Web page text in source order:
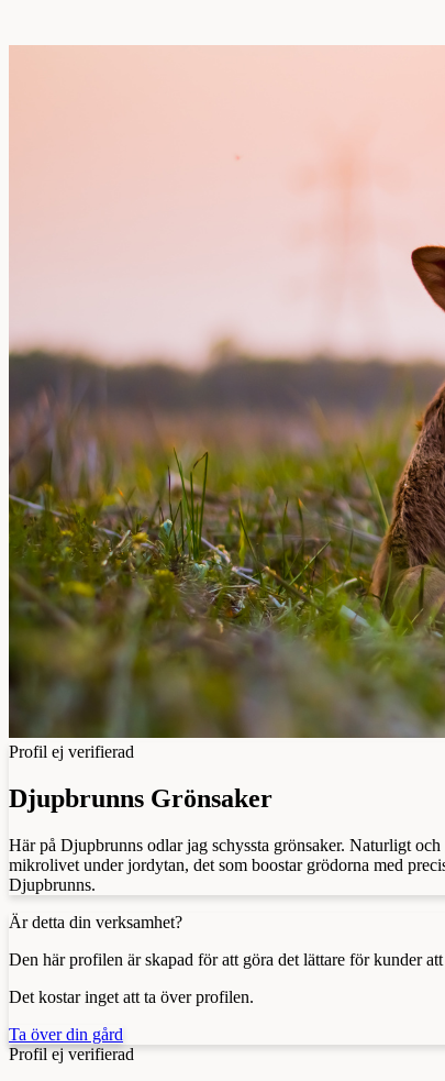
Profil ej verifierad
Djupbrunns Grönsaker
Här på Djupbrunns odlar jag schyssta grönsaker. Naturligt
mikrolivet under jordytan, det som boostar grödorna med
Djupbrunns.
Är detta din verksamhet?
Den här profilen är skapad för att göra det lättare för kunder
Det kostar inget att ta över profilen.
Ta över din gård
Profil ej verifierad